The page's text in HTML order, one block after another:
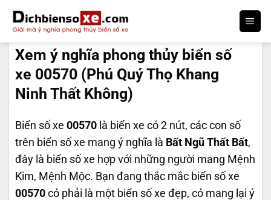
qua
nội
dungXem ý nghĩa phong thủy biển số
xe 00570 (Phú Quý Thọ Khang
Ninh Thất Không)
Biển số xe 00570 là biển xe có 2 nút, các con số
trên biển số xe mang ý nghĩa là Bất Ngũ Thất Bất,
đây là biển số xe hợp với những người mang Mệnh
Kim, Mệnh Mộc. Bạn đang thắc mắc biển số xe
00570 có phải là một biển số xe đẹp, có mang lại ý